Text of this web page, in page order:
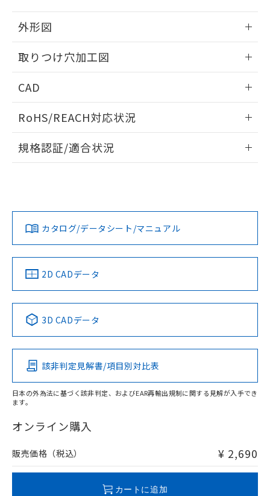
外形図
取りつけ穴加工図
CAD
ドすることができます。
ログイン/会員登録
ダウンロードデータをご利用いただく前に、以下を必ずお読
みください。
ソフトウェアの使用条件
RoHS/REACH対応状況
EU RoHS 注意事項・凡例
対応済み
中国 RoHS 注意事項・凡例
Pb Hg Cd Cr(VI)
O
在庫等で未対応品が混在する可能性があります。
問い合わせください。
規格認証/適合状況
カタログ/データシート/マニュアル
2D CADデータ
3D CADデータ
該非判定見解書/項目別対比表
日本の外為法に基づく該非判定、およびEAR再輸出規制に関する見解が入手でき
ます。
オンライン購入
販売価格（税込） ¥ 2,690
カートに追加
していることから、特段のことがない限
り、2022年1月12日より割愛しておりま
す。